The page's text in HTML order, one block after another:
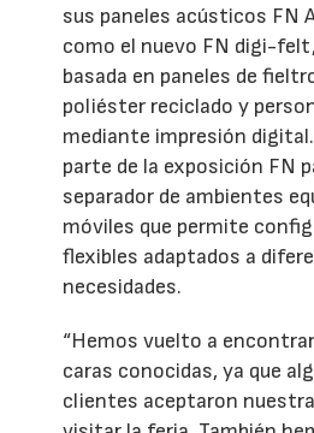
sus paneles acústicos FN
como el nuevo FN digi-
basada en paneles de
poliéster reciclado y
mediante impresión
parte de la exposición FN
separador de ambientes
móviles que permite
flexibles adaptados a
necesidades.
“Hemos vuelto a
caras conocidas, ya que
clientes aceptaron